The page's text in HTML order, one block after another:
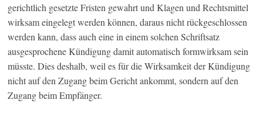
gerichtlich gesetzte Fristen gewahrt und Klagen und Rechtsmittel
wirksam eingelegt werden können, daraus nicht rückgeschlossen
werden kann, dass auch eine in einem solchen Schriftsatz
ausgesprochene Kündigung damit automatisch formwirksam sein
müsste. Dies deshalb, weil es für die Wirksamkeit der Kündigung
nicht auf den Zugang beim Gericht ankommt, sondern auf den
Zugang beim Empfänger.